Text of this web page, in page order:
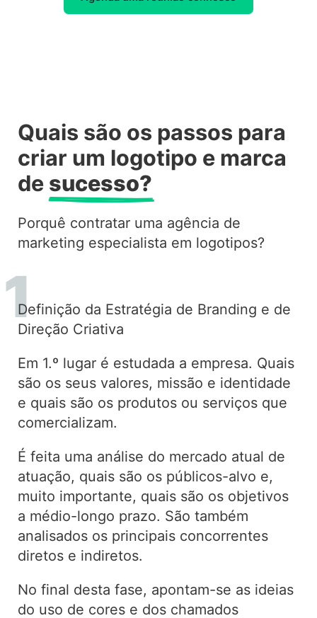
Quais são os passos para
criar um logotipo e marca
de sucesso?
Porquê contratar uma agência de
marketing especialista em logotipos?
Definição da Estratégia de Branding e de
Direção Criativa
Em 1.º lugar é estudada a empresa. Quais
são os seus valores, missão e identidade
e quais são os produtos ou serviços que
comercializam.
É feita uma análise do mercado atual de
atuação, quais são os públicos-alvo e,
muito importante, quais são os objetivos
a médio-longo prazo. São também
analisados os principais concorrentes
diretos e indiretos.
No final desta fase, apontam-se as ideias
do uso de cores e dos chamados